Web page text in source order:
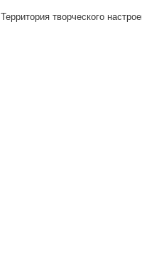
Территория творческого